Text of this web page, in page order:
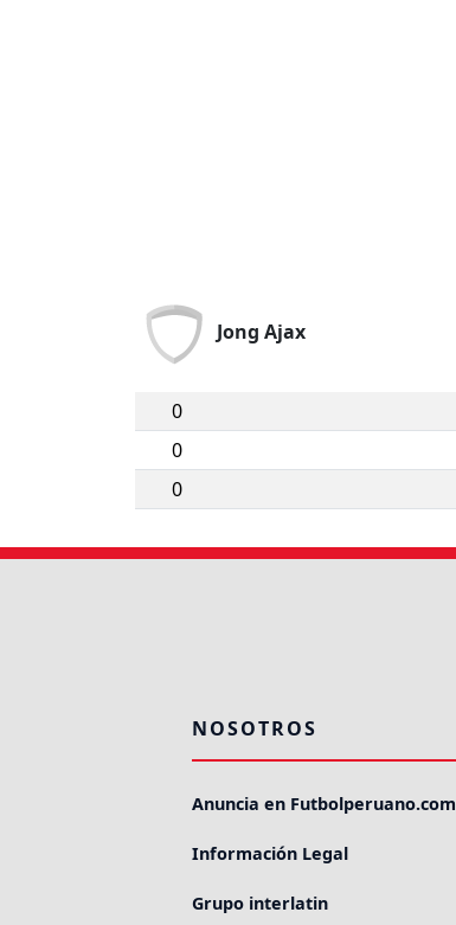
Jong Ajax
0
0
0
NOSOTROS
Anuncia en Futbolperuano.com
Información Legal
Grupo interlatin